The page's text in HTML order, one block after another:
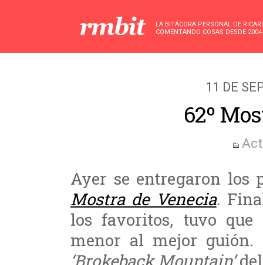
LA BITÁCORA PERSONAL DE
COMENTANDO COSAS DESDE 2004
11 DE
62º
Ayer se entregaron los
Mostra de Venecia.
los favoritos, tuvo que
menor al mejor
‘Brokeback Mountain’